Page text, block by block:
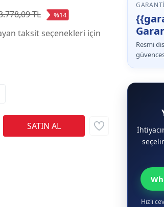
TL %14
taksit seçenekleri için
GARANTI
Resmi
Hızlı